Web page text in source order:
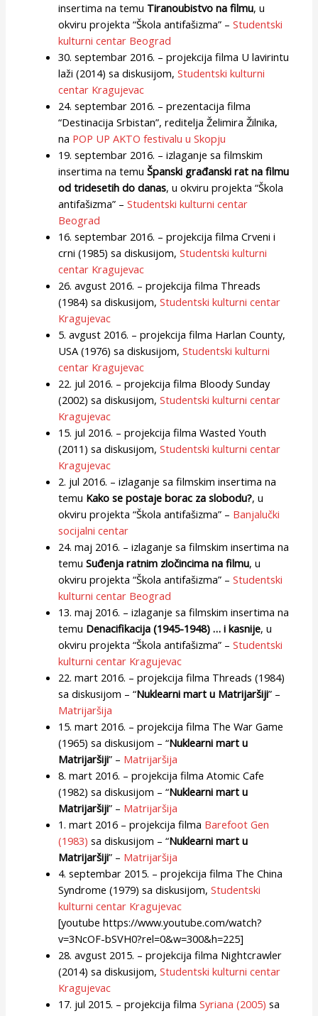
insertima na temu Tiranoubistvo na filmu, u
okviru projekta “Škola antifašizma” – Studentski
kulturni centar Beograd
30. septembar 2016. – projekcija filma U lavirintu
laži (2014) sa diskusijom, Studentski kulturni
centar Kragujevac
24. septembar 2016. – prezentacija filma
“Destinacija Srbistan”, reditelja Želimira Žilnika,
na POP UP AKTO festivalu u Skopju
19. septembar 2016. – izlaganje sa filmskim
insertima na temu Španski građanski rat na filmu
od tridesetih do danas, u okviru projekta “Škola
antifašizma” – Studentski kulturni centar
Beograd
16. septembar 2016. – projekcija filma Crveni i
crni (1985) sa diskusijom, Studentski kulturni
centar Kragujevac
26. avgust 2016. – projekcija filma Threads
(1984) sa diskusijom, Studentski kulturni centar
Kragujevac
5. avgust 2016. – projekcija filma Harlan County,
USA (1976) sa diskusijom, Studentski kulturni
centar Kragujevac
22. jul 2016. – projekcija filma Bloody Sunday
(2002) sa diskusijom, Studentski kulturni centar
Kragujevac
15. jul 2016. – projekcija filma Wasted Youth
(2011) sa diskusijom, Studentski kulturni centar
Kragujevac
2. jul 2016. – izlaganje sa filmskim insertima na
temu Kako se postaje borac za slobodu?, u
okviru projekta “Škola antifašizma” – Banjalučki
socijalni centar
24. maj 2016. – izlaganje sa filmskim insertima na
temu Suđenja ratnim zločincima na filmu, u
okviru projekta “Škola antifašizma” – Studentski
kulturni centar Beograd
13. maj 2016. – izlaganje sa filmskim insertima na
temu Denacifikacija (1945-1948) … i kasnije, u
okviru projekta “Škola antifašizma” – Studentski
kulturni centar Kragujevac
22. mart 2016. – projekcija filma Threads (1984)
sa diskusijom – “Nuklearni mart u Matrijaršiji” –
Matrijaršija
15. mart 2016. – projekcija filma The War Game
(1965) sa diskusijom – “Nuklearni mart u
Matrijaršiji” – Matrijaršija
8. mart 2016. – projekcija filma Atomic Cafe
(1982) sa diskusijom – “Nuklearni mart u
Matrijaršiji” – Matrijaršija
1. mart 2016 – projekcija filma Barefoot Gen
(1983) sa diskusijom – “Nuklearni mart u
Matrijaršiji” – Matrijaršija
4. septembar 2015. – projekcija filma The China
Syndrome (1979) sa diskusijom, Studentski
kulturni centar Kragujevac
[youtube https://www.youtube.com/watch?
v=3NcOF-bSVH0?rel=0&w=300&h=225]
28. avgust 2015. – projekcija filma Nightcrawler
(2014) sa diskusijom, Studentski kulturni centar
Kragujevac
17. jul 2015. – projekcija filma Syriana (2005) sa